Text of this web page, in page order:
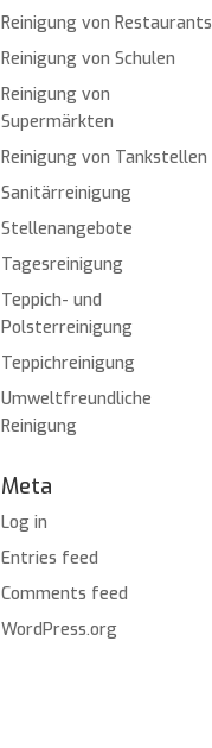
Reinigung von Restaurants
Reinigung von Schulen
Reinigung von
Supermärkten
Reinigung von Tankstellen
Sanitärreinigung
Stellenangebote
Tagesreinigung
Teppich- und
Polsterreinigung
Teppichreinigung
Umweltfreundliche
Reinigung
Meta
Log in
Entries feed
Comments feed
WordPress.org